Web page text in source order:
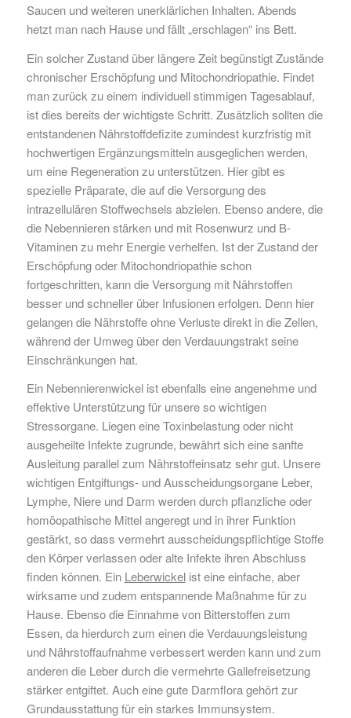
Saucen und weiteren unerklärlichen Inhalten. Abends
hetzt man nach Hause und fällt „erschlagen“ ins Bett.
Ein solcher Zustand über längere Zeit begünstigt Zustände
chronischer Erschöpfung und Mitochondriopathie. Findet
man zurück zu einem individuell stimmigen Tagesablauf,
ist dies bereits der wichtigste Schritt. Zusätzlich sollten die
entstandenen Nährstoffdefizite zumindest kurzfristig mit
hochwertigen Ergänzungsmitteln ausgeglichen werden,
um eine Regeneration zu unterstützen. Hier gibt es
spezielle Präparate, die auf die Versorgung des
intrazellulären Stoffwechsels abzielen. Ebenso andere, die
die Nebennieren stärken und mit Rosenwurz und B-
Vitaminen zu mehr Energie verhelfen. Ist der Zustand der
Erschöpfung oder Mitochondriopathie schon
fortgeschritten, kann die Versorgung mit Nährstoffen
besser und schneller über Infusionen erfolgen. Denn hier
gelangen die Nährstoffe ohne Verluste direkt in die Zellen,
während der Umweg über den Verdauungstrakt seine
Einschränkungen hat.
Ein Nebennierenwickel ist ebenfalls eine angenehme und
effektive Unterstützung für unsere so wichtigen
Stressorgane. Liegen eine Toxinbelastung oder nicht
ausgeheilte Infekte zugrunde, bewährt sich eine sanfte
Ausleitung parallel zum Nährstoffeinsatz sehr gut. Unsere
wichtigen Entgiftungs- und Ausscheidungsorgane Leber,
Lymphe, Niere und Darm werden durch pflanzliche oder
homöopathische Mittel angeregt und in ihrer Funktion
gestärkt, so dass vermehrt ausscheidungspflichtige Stoffe
den Körper verlassen oder alte Infekte ihren Abschluss
finden können. Ein Leberwickelist eine einfache, aber
wirksame und zudem entspannende Maßnahme für zu
Hause. Ebenso die Einnahme von Bitterstoffen zum
Essen, da hierdurch zum einen die Verdauungsleistung
und Nährstoffaufnahme verbessert werden kann und zum
anderen die Leber durch die vermehrte Gallefreisetzung
stärker entgiftet. Auch eine gute Darmflora gehört zur
Grundausstattung für ein starkes Immunsystem.